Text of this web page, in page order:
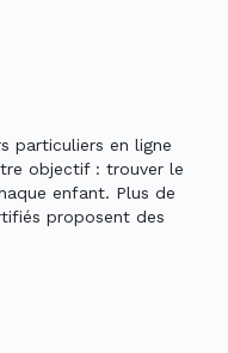
particuliers en ligne
objectif : trouver le
enfant. Plus de
proposent des